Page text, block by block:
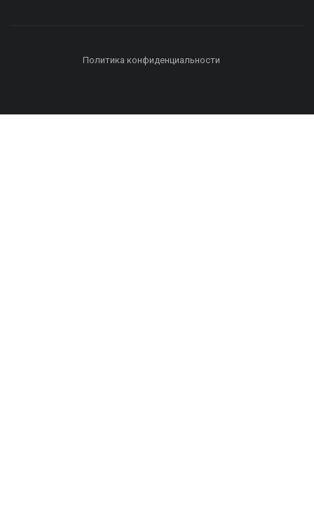
Политика конфиденциальности